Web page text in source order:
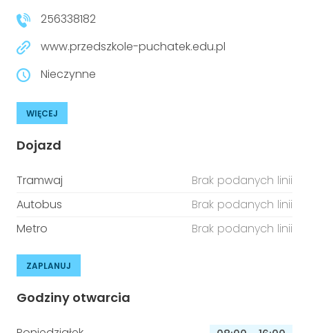
256338182
www.przedszkole-puchatek.edu.pl
Nieczynne
WIĘCEJ
Dojazd
Tramwaj
Brak podanych linii
Autobus
Brak podanych linii
Metro
Brak podanych linii
ZAPLANUJ
Godziny otwarcia